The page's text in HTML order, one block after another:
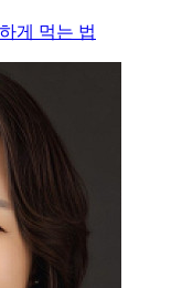
게 먹는 법